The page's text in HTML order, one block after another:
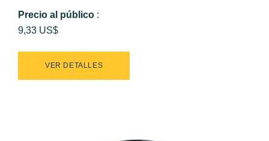
Precio al público :
9,33 US$
VER DETALLES